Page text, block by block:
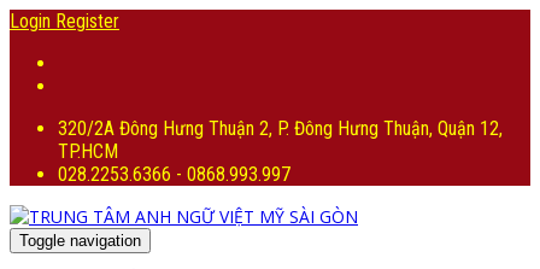
Login Register
320/2A Đông Hưng Thuận 2, P. Đông Hưng Thuận, Quận 12,
TP.HCM
028.2253.6366 - 0868.993.997
Toggle navigation